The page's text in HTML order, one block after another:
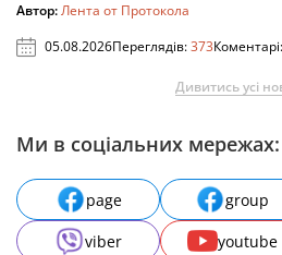
Автор:Лента от Протокола
05.08.2026Переглядів:373Коментарі:
Дивитись усі
Ми в соціальних мережах:
page group
viber
youtube